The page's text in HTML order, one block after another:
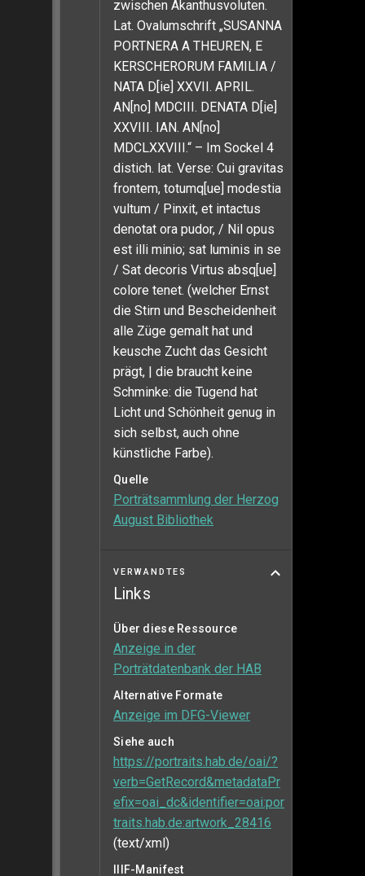
zwischen Akanthusvoluten.
Lat. Ovalumschrift „SUSANNA
PORTNERA A THEUREN, E
KERSCHERORUM FAMILIA /
NATA D[ie] XXVII. APRIL.
AN[no] MDCIII. DENATA D[ie]
XXVIII. IAN. AN[no]
MDCLXXVIII.“ – Im Sockel 4
distich. lat. Verse: Cui gravitas
frontem, totumq[ue] modestia
vultum / Pinxit, et intactus
denotat ora pudor, / Nil opus
est illi minio; sat luminis in se
/ Sat decoris Virtus absq[ue]
colore tenet. (welcher Ernst
die Stirn und Bescheidenheit
alle Züge gemalt hat und
keusche Zucht das Gesicht
prägt, | die braucht keine
Schminke: die Tugend hat
Licht und Schönheit genug in
sich selbst, auch ohne
künstliche Farbe).
Quelle
Porträtsammlung der Herzog
August Bibliothek
VERWANDTES
Links
Über diese Ressource
Anzeige in der
Porträtdatenbank der HAB
Alternative Formate
Anzeige im DFG-Viewer
Siehe auch
https://portraits.hab.de/oai/?
verb=GetRecord&metadataPr
efix=oai_dc&identifier=oai:por
traits.hab.de:artwork_28416
(text/xml)
IIIF-Manifest